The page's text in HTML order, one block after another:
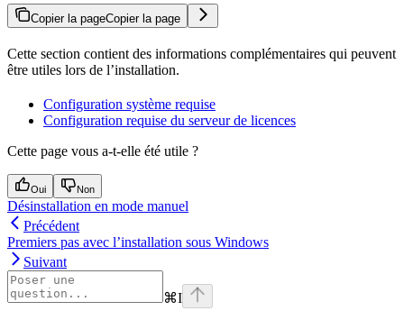
Copier la pageCopier la page
Cette section contient des informations complémentaires qui peuvent
être utiles lors de l’installation.
Configuration système requise
Configuration requise du serveur de licences
Cette page vous a-t-elle été utile ?
Oui Non
Désinstallation en mode manuel
Précédent
Premiers pas avec l’installation sous Windows
Suivant
⌘I